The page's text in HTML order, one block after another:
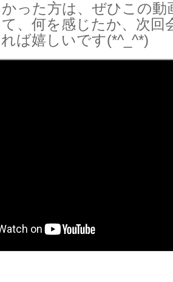
った方は、ぜひこの動
、何を感じたか、次回
ば嬉しいです(*^_^*)